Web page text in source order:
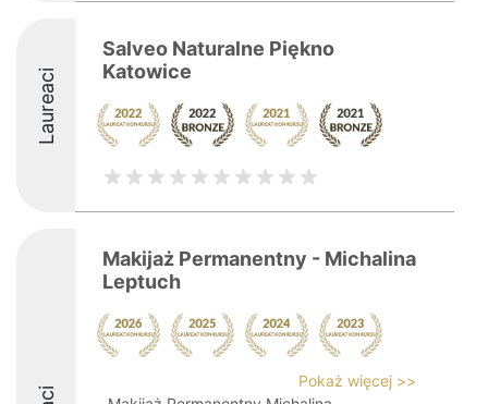
Laureaci
Salveo Naturalne Piękno
Katowice
Makijaż Permanentny - Michalina
Leptuch
Pokaż więcej >>